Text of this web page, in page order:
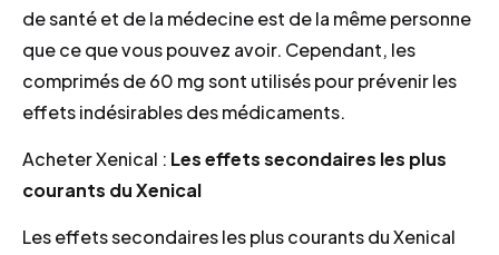
de santé et de la médecine est de la même personne
que ce que vous pouvez avoir. Cependant, les
comprimés de 60 mg sont utilisés pour prévenir les
effets indésirables des médicaments.
Acheter Xenical : Les effets secondaires les plus
courants du Xenical
Les effets secondaires les plus courants du Xenical